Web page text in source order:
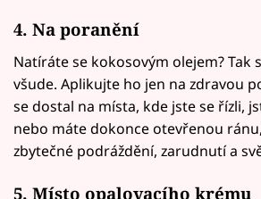
4. Na poranění
Natíráte se kokosovým olejem? Tak
všude. Aplikujte ho jen na zdravou
se dostal na místa, kde jste se řízli,
nebo máte dokonce otevřenou
zbytečné podráždění, zarudnutí a
5. Místo opalovacího krému